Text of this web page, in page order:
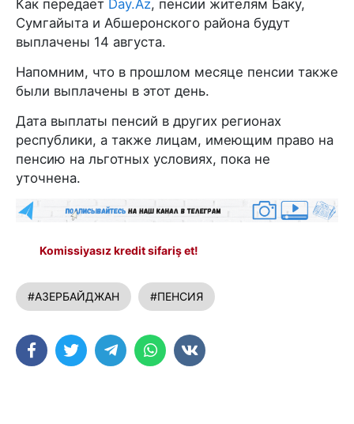
Как передает Day.Az, пенсии жителям Баку,
Сумгайыта и Абшеронского района будут
выплачены 14 августа.
Напомним, что в прошлом месяце пенсии также
были выплачены в этот день.
Дата выплаты пенсий в других регионах
республики, а также лицам, имеющим право на
пенсию на льготных условиях, пока не
уточнена.
Komissiyasız kredit sifariş et!
#АЗЕРБАЙДЖАН #ПЕНСИЯ